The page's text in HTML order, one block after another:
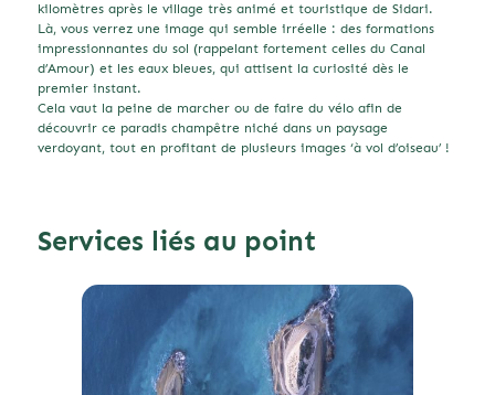
kilomètres après le village très animé et touristique de Sidari.
Là, vous verrez une image qui semble irréelle : des formations
impressionnantes du sol (rappelant fortement celles du Canal
d’Amour) et les eaux bleues, qui attisent la curiosité dès le
premier instant.
Cela vaut la peine de marcher ou de faire du vélo afin de
découvrir ce paradis champêtre niché dans un paysage
verdoyant, tout en profitant de plusieurs images ‘à vol d’oiseau’ !
Services liés au point